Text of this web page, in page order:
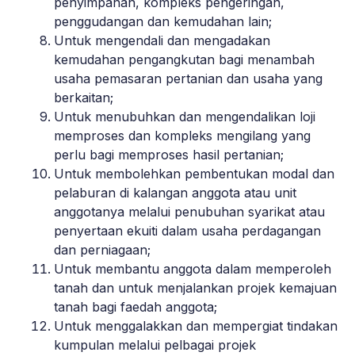
penggudangan dan kemudahan lain;
Untuk mengendali dan mengadakan
kemudahan pengangkutan bagi menambah
usaha pemasaran pertanian dan usaha yang
berkaitan;
Untuk menubuhkan dan mengendalikan loji
memproses dan kompleks mengilang yang
perlu bagi memproses hasil pertanian;
Untuk membolehkan pembentukan modal dan
pelaburan di kalangan anggota atau unit
anggotanya melalui penubuhan syarikat atau
penyertaan ekuiti dalam usaha perdagangan
dan perniagaan;
Untuk membantu anggota dalam memperoleh
tanah dan untuk menjalankan projek kemajuan
tanah bagi faedah anggota;
Untuk menggalakkan dan mempergiat tindakan
kumpulan melalui pelbagai projek